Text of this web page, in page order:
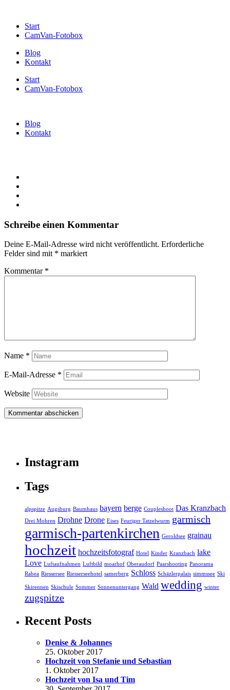
Start
CamVan-Fotobox
Blog
Kontakt
Start
CamVan-Fotobox
Blog
Kontakt
Schreibe einen Kommentar
Deine E-Mail-Adresse wird nicht veröffentlicht. Erforderliche
Felder sind mit * markiert
Kommentar *
Name *
E-Mail-Adresse *
Website
Instagram
Tags
alpspitze Augsburg Baumhaus bayern berge Coupleshoot Das Kranzbach
Drei Mohren Drohne Drone Eises Feuriger Tatzelwurm garmisch
garmisch-partenkirchen Geroldsee grainau
hochzeit hochzeitsfotograf Hotel Kinder Kranzbach lake
Love Luftaufnahmen Luftbild moarhof Oberaudorf Paarshooting Panorama
Rabea Riessersee Riesserseehotel samerberg Schloss Schäzlerpalais simmssee Ski
Skirennen Skischule Sommer Sonnenuntergang Wald wedding winter
zugspitze
Recent Posts
Denise & Johannes
25. Oktober 2017
Hochzeit von Stefanie und Sebastian
1. Oktober 2017
Hochzeit von Isa und Tim